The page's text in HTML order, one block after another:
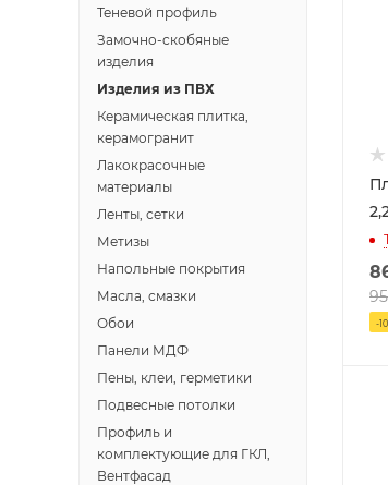
-10
Теневой профиль
Замочно-скобяные
изделия
Изделия из ПВХ
Керамическая плитка,
керамогранит
Лакокрасочные
материалы
Ленты, сетки
Метизы
Напольные покрытия
Масла, смазки
Обои
Панели МДФ
Пены, клеи, герметики
Подвесные потолки
Профиль и
комплектующие для ГКЛ,
Вентфасад